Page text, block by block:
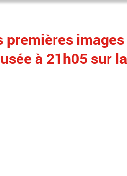
premières images
à 21h05 sur la